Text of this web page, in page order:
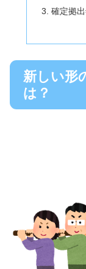
確定拠
新しい形
は？